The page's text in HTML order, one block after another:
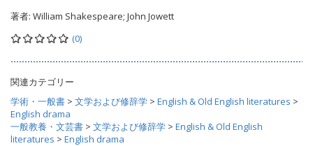
著者: William Shakespeare; John Jowett
(0)
関連カテゴリー
学術・一般書 > 文学および修辞学 > English & Old English literatures >
English drama
一般教養・文芸書 > 文学および修辞学 > English & Old English
literatures > English drama